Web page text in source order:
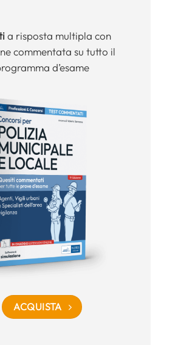
a risposta multipla con
commentata su tutto il
d’esame
ACQUISTA